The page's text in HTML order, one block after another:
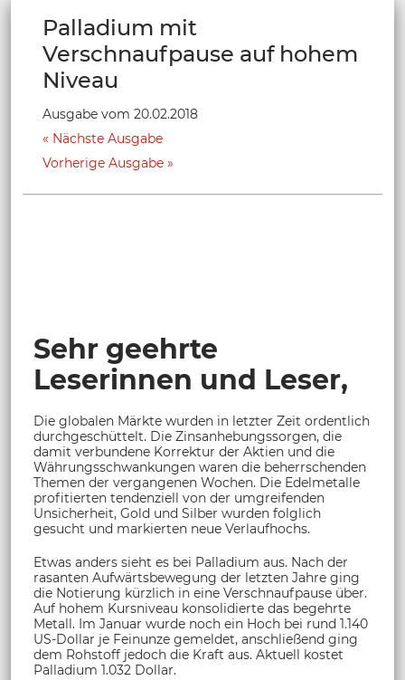
Palladium mit
Verschnaufpause auf hohem
Niveau
Ausgabe vom 20.02.2018
Nächste Ausgabe
Vorherige Ausgabe
Sehr geehrte
Leserinnen und Leser,
Die globalen Märkte wurden in letzter Zeit ordentlich
durchgeschüttelt. Die Zinsanhebungssorgen, die
damit verbundene Korrektur der Aktien und die
Währungsschwankungen waren die beherrschenden
Themen der vergangenen Wochen. Die Edelmetalle
profitierten tendenziell von der umgreifenden
Unsicherheit, Gold und Silber wurden folglich
gesucht und markierten neue Verlaufhochs.
Etwas anders sieht es bei Palladium aus. Nach der
rasanten Aufwärtsbewegung der letzten Jahre ging
die Notierung kürzlich in eine Verschnaufpause über.
Auf hohem Kursniveau konsolidierte das begehrte
Metall. Im Januar wurde noch ein Hoch bei rund 1.140
US-Dollar je Feinunze gemeldet, anschließend ging
dem Rohstoff jedoch die Kraft aus. Aktuell kostet
Palladium 1.032 Dollar.